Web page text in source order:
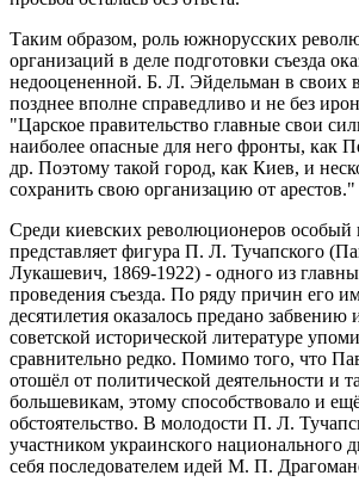
Таким образом, роль южнорусских
организаций в деле подготовки съезда
недооцененной. Б. Л. Эйдельман в своих
позднее вполне справедливо и не без
"Царское правительство главные свои
наиболее опасные для него фронты, как
др. Поэтому такой город, как Киев, и
сохранить свою организацию от арестов."
Среди киевских революционеров особый
представляет фигура П. Л. Тучапского
Лукашевич, 1869-1922) - одного из
проведения съезда. По ряду причин его
десятилетия оказалось предано
советской исторической литературе
сравнительно редко. Помимо того, что
отошёл от политической деятельности и
большевикам, этому способствовало и
обстоятельство. В молодости П. Л.
участником украинского национального
себя последователем идей М. П.